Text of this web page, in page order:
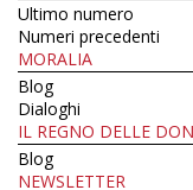
Ultimo numero
Numeri precedenti
MORALIA
Blog
Dialoghi
IL REGNO DELLE
Blog
NEWSLETTER